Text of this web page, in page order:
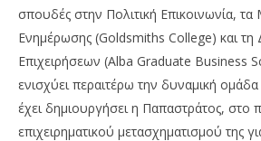
Παπαστράτος: Nέα διευθύντρια
και δημοσίων σχέσεων
21/11/2022
pressroom
σπουδές στην Πολιτική Επικοινωνία,
Ενημέρωσης (Goldsmiths College) και τη
Επιχειρήσεων (Alba Graduate Business
ενισχύει περαιτέρω την δυναμική
έχει δημιουργήσει η Παπαστράτος, στο
επιχειρηματικού μετασχηματισμού της